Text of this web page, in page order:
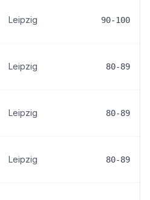
Leipzig 90-100
Leipzig 80-89
Leipzig 80-89
Leipzig 80-89